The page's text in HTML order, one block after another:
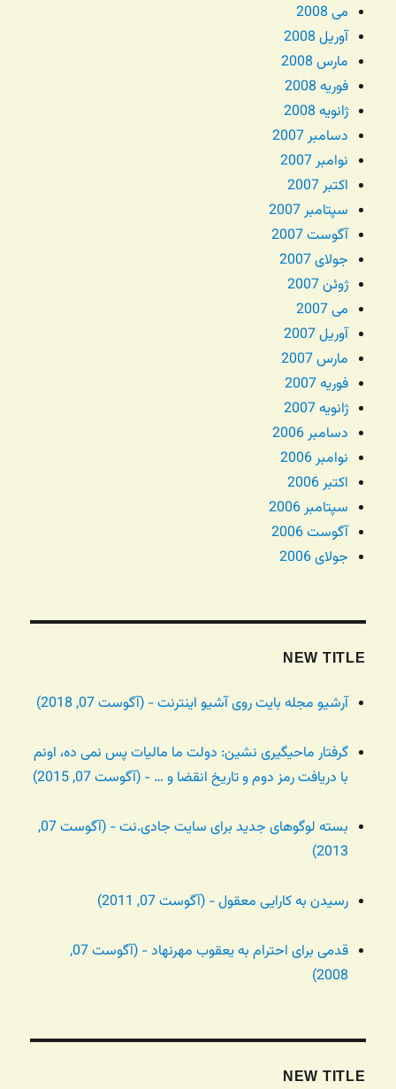
می 2008
آوریل 2008
مارس 2008
فوریه 2008
ژانویه 2008
دسامبر 2007
نوامبر 2007
اکتبر 2007
سپتامبر 2007
آگوست 2007
جولای 2007
ژوئن 2007
می 2007
آوریل 2007
مارس 2007
فوریه 2007
ژانویه 2007
دسامبر 2006
نوامبر 2006
اکتبر 2006
سپتامبر 2006
آگوست 2006
جولای 2006
NEW TITLE
آرشیو مجله بایت روی آشیو اینترنت - (آگوست 07, 2018)
گرفتار ماحیگیری نشین: دولت ما مالیات پس نمی ده، اونم
با دریافت رمز دوم و تاریخ انقضا و … - (آگوست 07, 2015)
بسته لوگوهای جدید برای سایت جادی.نت - (آگوست 07,
2013)
رسیدن به کارایی معقول - (آگوست 07, 2011)
قدمی برای احترام به یعقوب مهرنهاد - (آگوست 07,
2008)
NEW TITLE